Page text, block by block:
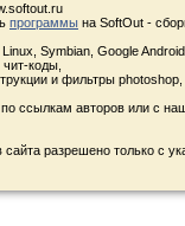
программы на SoftOut -
Symbian, Google
коды,
и фильтры
ссылкам авторов или с
разрешено только с